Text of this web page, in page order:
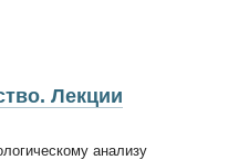
Лекции
анализу